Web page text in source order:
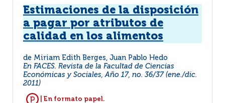
Estimaciones de la disposición
a pagar por atributos de
calidad en los alimentos
de Miriam Edith Berges, Juan Pablo Hedo
En FACES. Revista de la Facultad de Ciencias
Económicas y Sociales, Año 17, no. 36/37 (ene./dic.
2011)
| En formato papel.